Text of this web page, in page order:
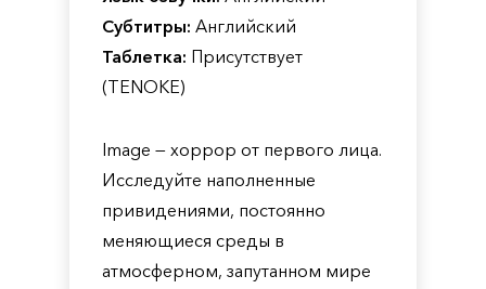
Субтитры: Английский
Таблетка: Присутствует
(TENOKE)
Image — хоррор от первого лица.
Исследуйте наполненные
привидениями, постоянно
меняющиеся среды в
атмосферном, запутанном мире